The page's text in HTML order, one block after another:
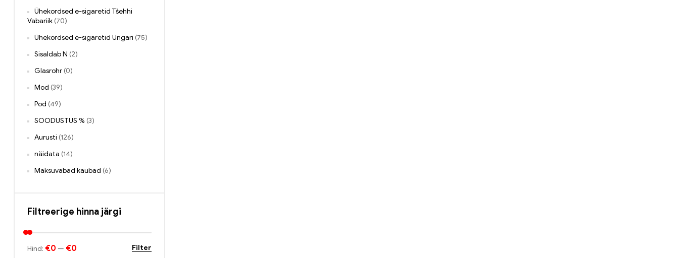
Ühekordsed e-sigaretid Tšehhi
Vabariik (70)
Ühekordsed e-sigaretid Ungari (75)
Sisaldab N (2)
Glasrohr (0)
Mod (39)
Pod (49)
SOODUSTUS % (3)
Aurusti (126)
näidata (14)
Maksuvabad kaubad (6)
Filtreerige hinna järgi
Filter
Hind: €0 — €0